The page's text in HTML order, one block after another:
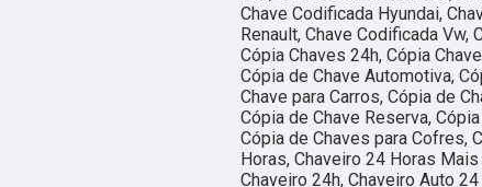
Chave Codificada Hyundai,
Renault, Chave Codificada Vw,
Cópia Chaves 24h, Cópia
Cópia de Chave Automotiva,
Chave para Carros, Cópia de
Cópia de Chave Reserva,
Cópia de Chaves para Cofres,
Horas, Chaveiro 24 Horas
Chaveiro 24h, Chaveiro Auto